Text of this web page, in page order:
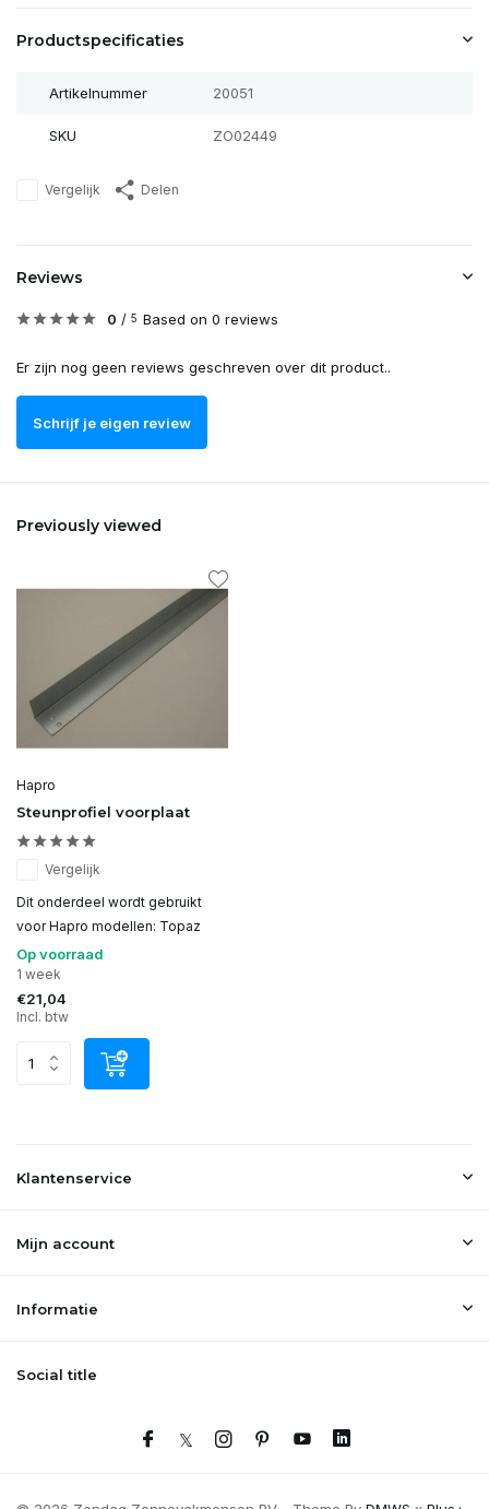
Productspecificaties
Artikelnummer 20051
SKU ZO02449
Vergelijk Delen
Reviews
0 / 5 Based on 0 reviews
Er zijn nog geen reviews geschreven over dit product..
Schrijf je eigen review
Previously viewed
Hapro
Steunprofiel voorplaat
Vergelijk
Dit onderdeel wordt gebruikt
voor Hapro modellen: Topaz
Op voorraad
1 week
€21,04
Incl. btw
Klantenservice
Mijn account
Informatie
Social title